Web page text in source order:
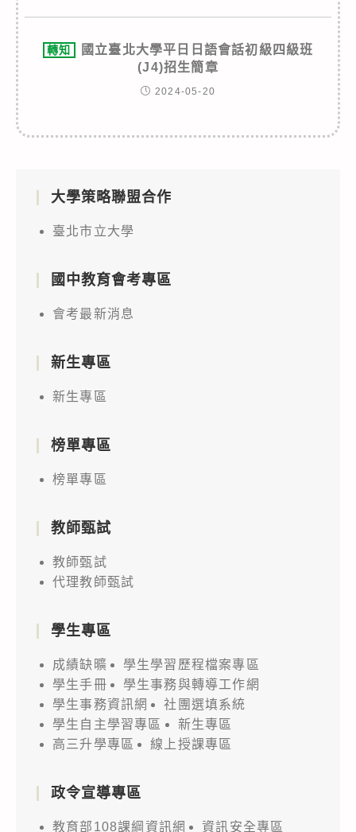
轉知
國立臺北大學平日日語會話初級四級班
(J4)招生簡章
2024-05-20
大學策略聯盟合作
臺北市立大學
國中教育會考專區
會考最新消息
新生專區
新生專區
榜單專區
榜單專區
教師甄試
教師甄試
代理教師甄試
學生專區
成績缺曠
學生學習歷程檔案專區
學生手冊
學生事務與轉導工作網
學生事務資訊網
社團選填系統
學生自主學習專區
新生專區
高三升學專區
線上授課專區
政令宣導專區
教育部108課綱資訊網 資訊安全專區